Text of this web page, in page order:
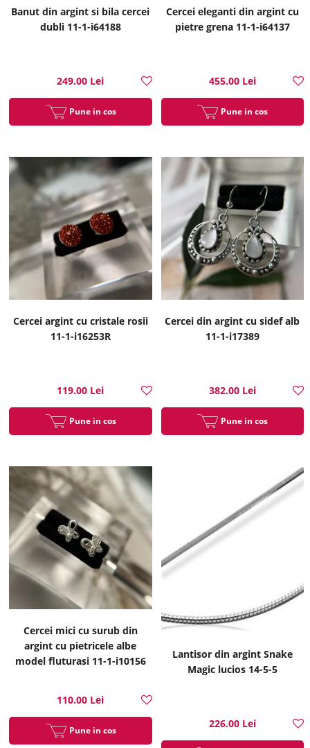
Banut din argint si bila cercei
dubli 11-1-i64188
249.00 Lei
Pune in cos
Cercei eleganti din argint cu
pietre grena 11-1-i64137
455.00 Lei
Pune in cos
Cercei argint cu cristale rosii
11-1-i16253R
119.00 Lei
Pune in cos
Cercei din argint cu sidef alb
11-1-i17389
382.00 Lei
Pune in cos
Cercei mici cu surub din
argint cu pietricele albe
model fluturasi 11-1-i10156
110.00 Lei
Pune in cos
Lantisor din argint Snake
Magic lucios 14-5-5
226.00 Lei